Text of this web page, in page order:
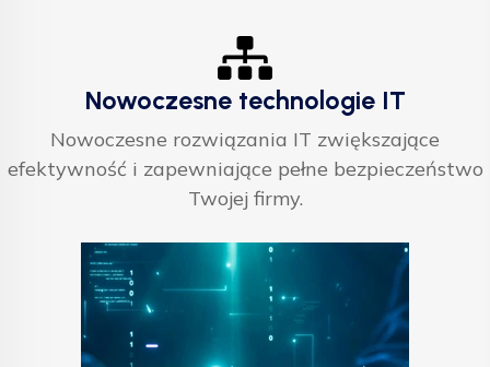
Nowoczesne technologie IT
Nowoczesne rozwiązania IT zwiększające
efektywność i zapewniające pełne bezpieczeństwo
Twojej firmy.